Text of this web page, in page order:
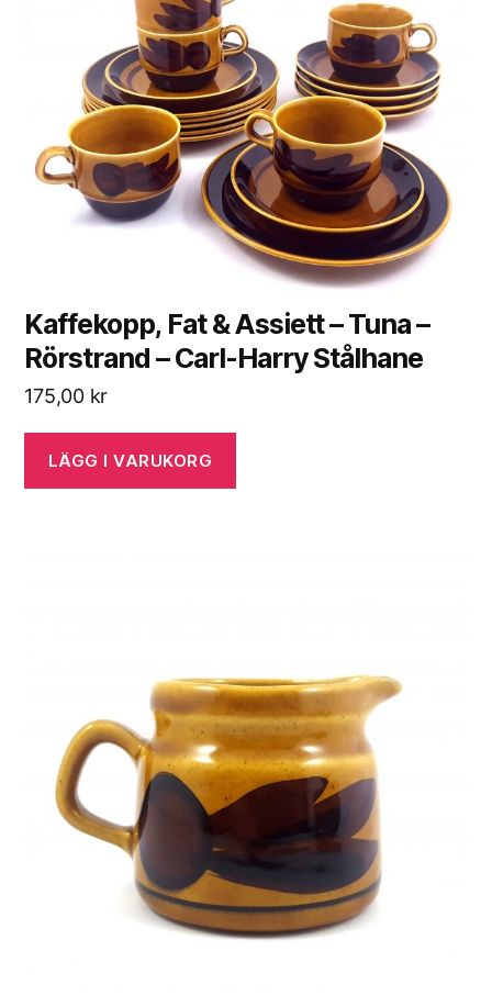
Kaffekopp, Fat & Assiett – Tuna –
Rörstrand – Carl-Harry Stålhane
175,00 kr
LÄGG I VARUKORG